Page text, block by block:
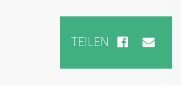
TEILEN